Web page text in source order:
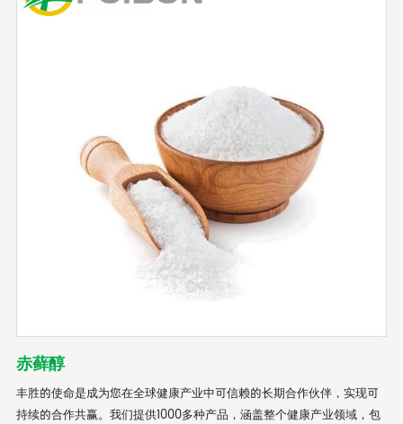
赤藓醇
丰胜的使命是成为您在全球健康产业中可信赖的长期合作伙伴，实现可
持续的合作共赢。我们提供1000多种产品，涵盖整个健康产业领域，包